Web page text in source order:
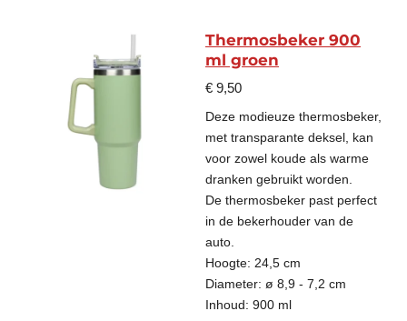
Thermosbeker 900
ml groen
€ 9,50
Deze modieuze thermosbeker,
met transparante deksel, kan
voor zowel koude als warme
dranken gebruikt worden.
De thermosbeker past perfect
in de bekerhouder van de
auto.
Hoogte: 24,5 cm
Diameter: ø 8,9 - 7,2 cm
Inhoud: 900 ml